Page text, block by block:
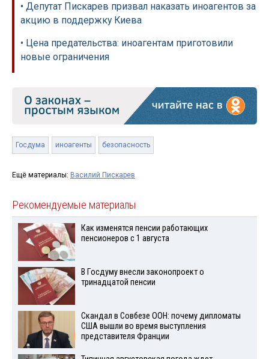
• Депутат Пискарев призвал наказать иноагентов за
акцию в поддержку Киева
• Цена предательства: иноагентам приготовили
новые ограничения
Госдума иноагенты безопасность
Ещё материалы: Василий Пискарев
Рекомендуемые материалы
Как изменятся пенсии работающих
пенсионеров с 1 августа
В Госдуму внесли законопроект о
тринадцатой пенсии
Скандал в Совбезе ООН: почему дипломаты
США вышли во время выступления
представителя Франции